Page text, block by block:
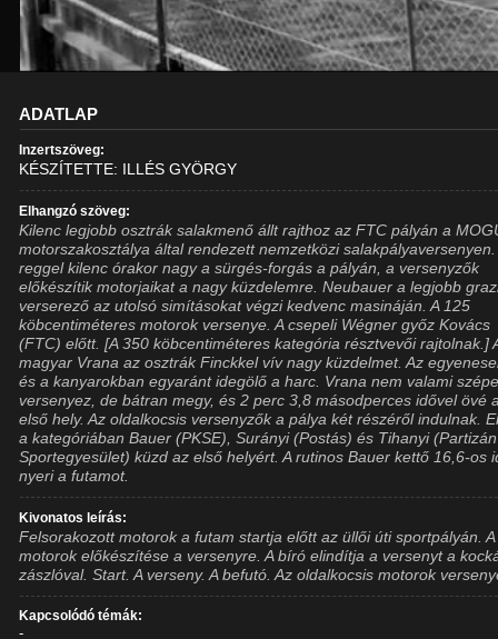
ADATLAP
Inzertszöveg:
KÉSZÍTETTE: ILLÉS GYÖRGY
Elhangzó szöveg:
Kilenc legjobb osztrák salakmenő állt rajthoz az FTC pályán a
motorszakosztálya által rendezett nemzetközi
reggel kilenc órakor nagy a sürgés-forgás a pályán, a versenyzők
előkészítik motorjaikat a nagy küzdelemre. Neubauer a legjobb
verserező az utolsó simításokat végzi kedvenc masináján. A 125
köbcentiméteres motorok versenye. A csepeli Wégner győz Kovács
(FTC) előtt. [A 350 köbcentiméteres kategória résztvevői rajtolnak.]
magyar Vrana az osztrák Finckkel vív nagy küzdelmet. Az
és a kanyarokban egyaránt idegölő a harc. Vrana nem valami
versenyez, de bátran megy, és 2 perc 3,8 másodperces idővel övé
első hely. Az oldalkocsis versenyzők a pálya két részéről indulnak.
a kategóriában Bauer (PKSE), Surányi (Postás) és Tihanyi (Partizán
Sportegyesület) küzd az első helyért. A rutinos Bauer kettő 16,6-os
nyeri a futamot.
Kivonatos leírás:
Felsorakozott motorok a futam startja előtt az üllői úti sportpályán. A
motorok előkészítése a versenyre. A bíró elindítja a versenyt a
zászlóval. Start. A verseny. A befutó. Az oldalkocsis motorok
Kapcsolódó témák:
-